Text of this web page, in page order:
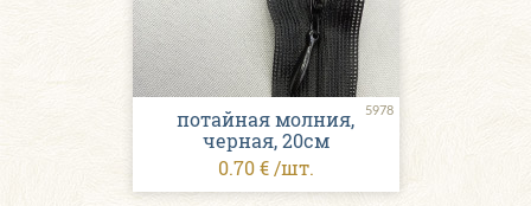
5978
потайная молния,
черная, 20см
0.70 € /шт.